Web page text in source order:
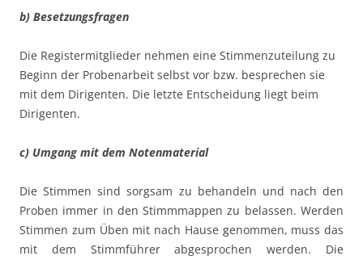
b) Besetzungsfragen
Die Registermitglieder nehmen eine Stimmenzuteilung zu
Beginn der Probenarbeit selbst vor bzw. besprechen sie
mit dem Dirigenten. Die letzte Entscheidung liegt beim
Dirigenten.
c) Umgang mit dem Notenmaterial
Die Stimmen sind sorgsam zu behandeln und nach den
Proben immer in den Stimmmappen zu belassen. Werden
Stimmen zum Üben mit nach Hause genommen, muss das
mit dem Stimmführer abgesprochen werden. Die